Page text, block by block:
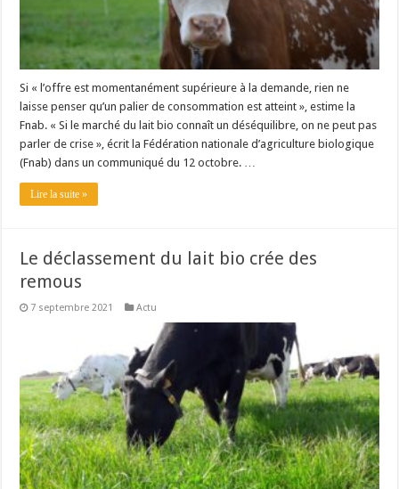
Si « l’offre est momentanément supérieure à la demande, rien ne
laisse penser qu’un palier de consommation est atteint », estime la
Fnab. « Si le marché du lait bio connaît un déséquilibre, on ne peut pas
parler de crise », écrit la Fédération nationale d’agriculture biologique
(Fnab) dans un communiqué du 12 octobre. …
Lire la suite »
Le déclassement du lait bio crée des
remous
7 septembre 2021 Actu